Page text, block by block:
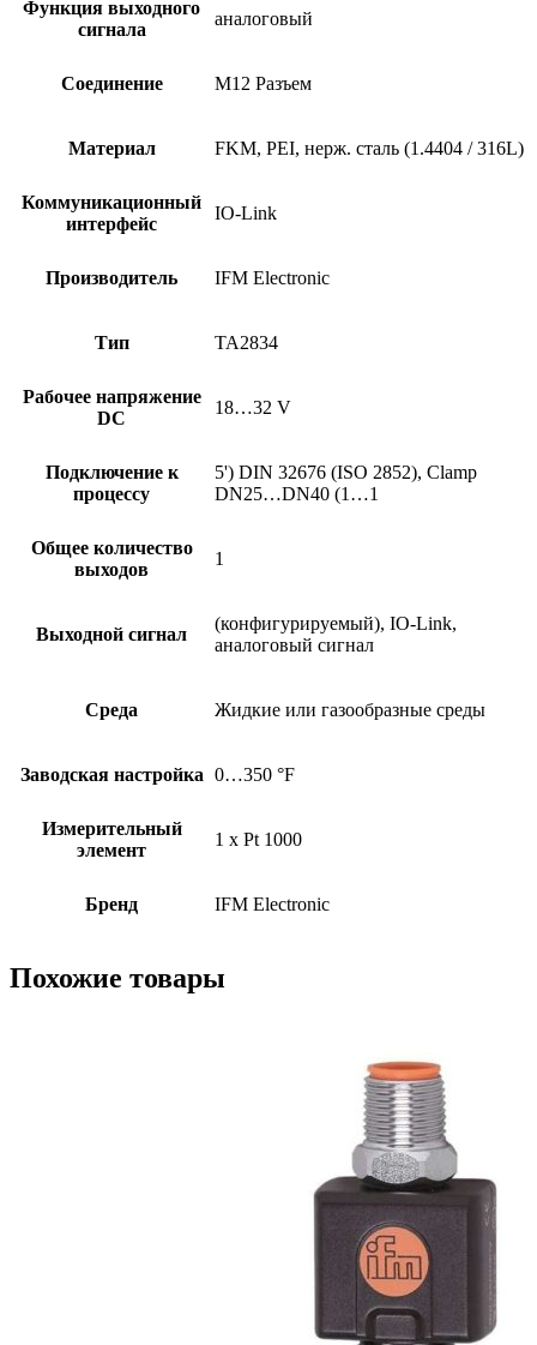
Функция выходного
сигнала
аналоговый
Соединение M12 Разъем
Материал FKM, PEI, нерж. сталь (1.4404 / 316L)
Коммуникационный
интерфейс
IO-Link
Производитель IFM Electronic
Тип TA2834
Рабочее напряжение
DC
18…32 V
Подключение к
процессу
5') DIN 32676 (ISO 2852), Clamp
DN25…DN40 (1…1
Общее количество
выходов
1
Выходной сигнал
(конфигурируемый), IO-Link,
аналоговый сигнал
Среда Жидкие или газообразные среды
Заводская настройка 0…350 °F
Измерительный
элемент
1 x Pt 1000
Бренд IFM Electronic
Похожие товары